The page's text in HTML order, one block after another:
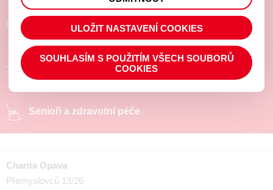
Poradíme a pomůžeme
Chráněné pracoviště
Senioři a zdravotní péče
Charita Opava
Přemyslovců 13/26
prohlížené zboží apod.
ULOŽIT NASTAVENÍ COOKIES
SOUHLASÍM S POUŽITÍM VŠECH SOUBORŮ
COOKIES